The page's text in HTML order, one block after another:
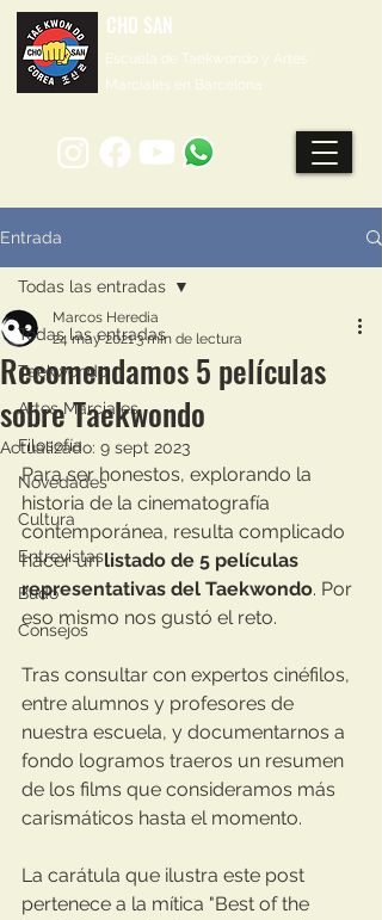
CHO SAN
Escuela de Taekwondo y Artes
Marciales en Barcelona
Entrada
Todas las entradas
Taekwondo
Artes Marciales
Filosofía
Novedades
Cultura
Entrevistas
Budo
Consejos
Todas las entradas
Recomendamos 5 películas
sobre Taekwondo
Marcos Heredia
24 may 20213 min de lectura
Actualizado: 9 sept 2023
Para ser honestos, explorando la
historia de la cinematografía
contemporánea, resulta complicado
hacer un listado de 5 películas
representativas del Taekwondo. Por
eso mismo nos gustó el reto.
Tras consultar con expertos cinéfilos,
entre alumnos y profesores de
nuestra escuela, y documentarnos a
fondo logramos traeros un resumen
de los films que consideramos más
carismáticos hasta el momento.
La carátula que ilustra este post
pertenece a la mítica "Best of the